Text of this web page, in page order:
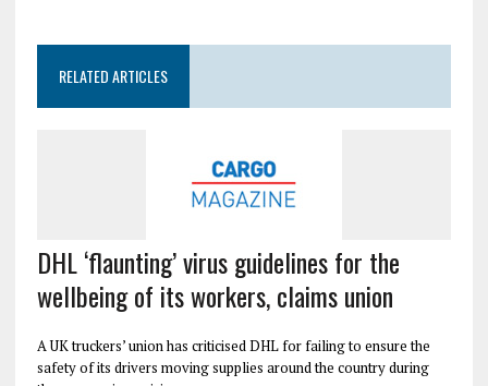
RELATED ARTICLES
DHL ‘flaunting’ virus guidelines for the
wellbeing of its workers, claims union
A UK truckers’ union has criticised DHL for failing to ensure the
safety of its drivers moving supplies around the country during